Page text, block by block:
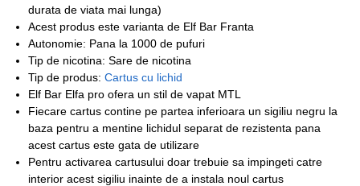
durata de viata mai lunga)
Acest produs este varianta de Elf Bar Franta
Autonomie: Pana la 1000 de pufuri
Tip de nicotina: Sare de nicotina
Tip de produs: Cartus cu lichid
Elf Bar Elfa pro ofera un stil de vapat MTL
Fiecare cartus contine pe partea inferioara un sigiliu negru la
baza pentru a mentine lichidul separat de rezistenta pana
acest cartus este gata de utilizare
Pentru activarea cartusului doar trebuie sa impingeti catre
interior acest sigiliu inainte de a instala noul cartus